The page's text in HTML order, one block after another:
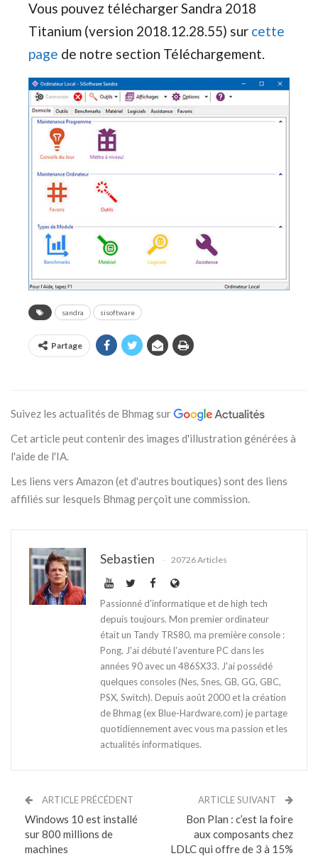
Vous pouvez télécharger Sandra 2018
Titanium (version 2018.12.28.55) sur cette
page de notre section Téléchargement.
sandra sisoftware
Partage
Suivez les actualités de Bhmag sur
Cet article peut contenir des images d'illustration générées à
l'aide de l'IA.
Les liens vers Amazon (et d'autres boutiques) sont des liens
affiliés sur lesquels Bhmag perçoit une commission.
Sebastien 20726 Articles
Passionné d'informatique et de high tech
depuis toujours. Mon premier ordinateur
était un Tandy TRS80, ma première console :
Pong. J'ai débuté l'aventure PC dans les
années 90 avec un 486SX33. J'ai possédé
quelques consoles (Nes, Snes, GB, GG, GBC,
PSX, Switch). Depuis août 2000 et la création
de Bhmag (ex Blue-Hardware.com) je partage
quotidiennement avec vous ma passion et les
actualités informatiques.
ARTICLE PRÉCÉDENT
Windows 10 est installé
sur 800 millions de
machines
ARTICLE SUIVANT
Bon Plan : c’est la foire
aux composants chez
LDLC qui offre de 3 à 15%